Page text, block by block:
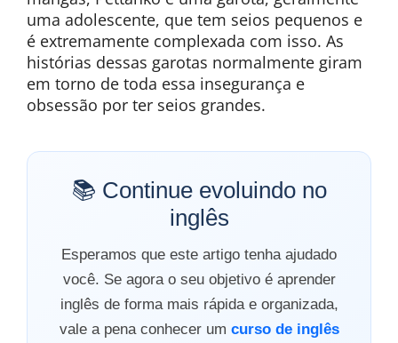
uma adolescente, que tem seios pequenos e
é extremamente complexada com isso. As
histórias dessas garotas normalmente giram
em torno de toda essa insegurança e
obsessão por ter seios grandes.
📚 Continue evoluindo no
inglês
Esperamos que este artigo tenha ajudado
você. Se agora o seu objetivo é aprender
inglês de forma mais rápida e organizada,
vale a pena conhecer um curso de inglês